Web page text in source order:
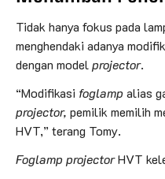
Tidak hanya fokus pada
menghendaki adanya
dengan modelprojector.
“Modifikasi foglampalias
projector, pemilik memilih
HVT,” terang Tomy.
Foglamp projectorHVT